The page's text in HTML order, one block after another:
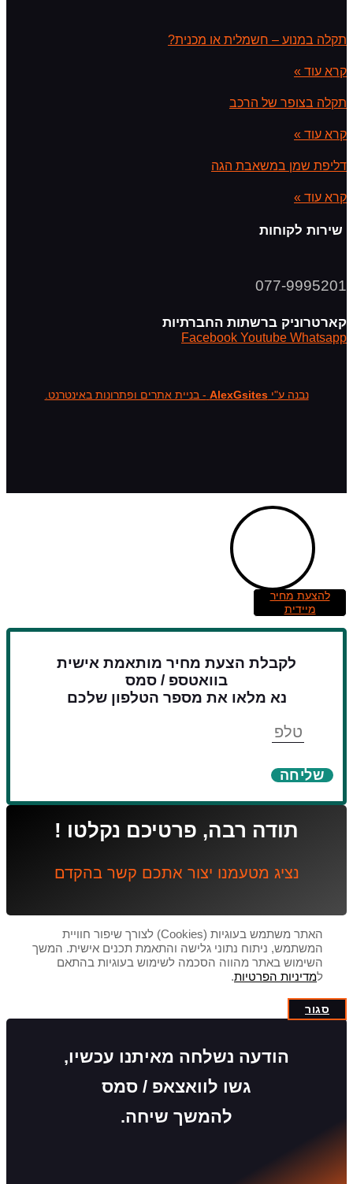
תקלה במנוע – חשמלית או מכנית?
קרא עוד »
תקלה בצופר של הרכב
קרא עוד »
דליפת שמן במשאבת הגה
קרא עוד »
שירות לקוחות
077-9995201
קארטרוניק ברשתות החברתיות
Facebook Youtube Whatsapp
נבנה ע"יAlexGsites - בניית אתרים ופתרונות באינטרנט.
להצעת מחיר
מיידית
לקבלת הצעת מחיר מותאמת אישית
בוואטספ / סמס
נא מלאו את מספר הטלפון שלכם
שליחה
תודה רבה, פרטיכם נקלטו !
נציג מטעמנו יצור אתכם קשר בהקדם
האתר משתמש בעוגיות (Cookies) לצורך שיפור חוויית
המשתמש, ניתוח נתוני גלישה והתאמת תכנים אישית. המשך
השימוש באתר מהווה הסכמה לשימוש בעוגיות בהתאם
למדיניות הפרטיות.
סגור
הודעה נשלחה מאיתנו עכשיו,
גשו לוואצאפ / סמס
להמשך שיחה.